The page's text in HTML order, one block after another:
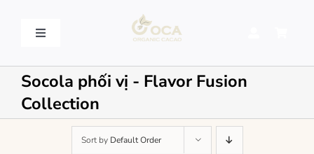
Toggle
VỀ OCA – OCA STORY
QUY TRÌNH SẢN XUẤT – PROCESSING
Socola phối vị - Flavor Fusion
Collection
Sort by Default Order